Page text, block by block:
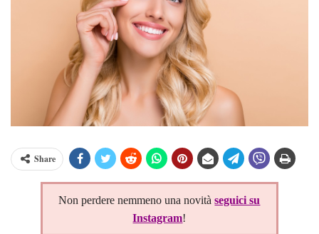
Share
Non perdere nemmeno una novitàseguici su
Instagram!